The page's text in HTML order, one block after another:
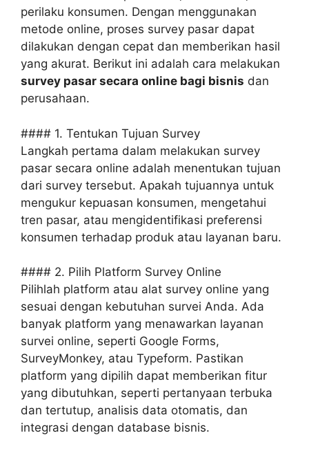
perilaku konsumen. Dengan menggunakan
metode online, proses survey pasar dapat
dilakukan dengan cepat dan memberikan hasil
yang akurat. Berikut ini adalah cara melakukan
survey pasar secara online bagi bisnis dan
perusahaan.
#### 1. Tentukan Tujuan Survey
Langkah pertama dalam melakukan survey
pasar secara online adalah menentukan tujuan
dari survey tersebut. Apakah tujuannya untuk
mengukur kepuasan konsumen, mengetahui
tren pasar, atau mengidentifikasi preferensi
konsumen terhadap produk atau layanan baru.
#### 2. Pilih Platform Survey Online
Pilihlah platform atau alat survey online yang
sesuai dengan kebutuhan survei Anda. Ada
banyak platform yang menawarkan layanan
survei online, seperti Google Forms,
SurveyMonkey, atau Typeform. Pastikan
platform yang dipilih dapat memberikan fitur
yang dibutuhkan, seperti pertanyaan terbuka
dan tertutup, analisis data otomatis, dan
integrasi dengan database bisnis.